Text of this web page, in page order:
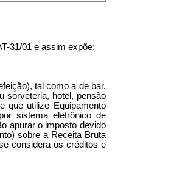
31/01 e assim expõe:
tal como a de bar,
sorveteria, hotel, pensão
que utilize Equipamento
sistema eletrônico de
apurar o imposto devido
sobre a Receita Bruta
considera os créditos e